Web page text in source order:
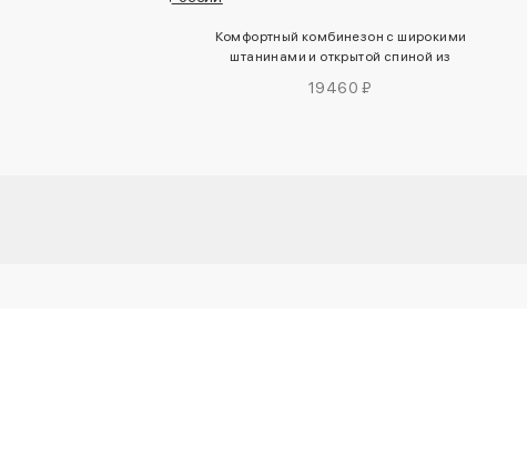
Комфортный комбинезон с широкими
штанинами и открытой спиной из
19460 ₽